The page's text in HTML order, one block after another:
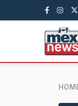
versus Kung Fu